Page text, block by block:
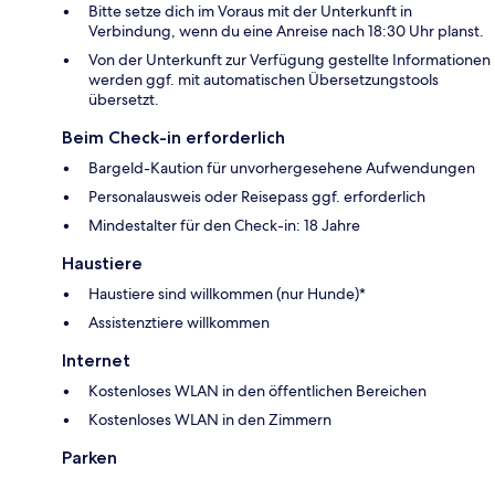
Bitte setze dich im Voraus mit der Unterkunft in
Verbindung, wenn du eine Anreise nach 18:30 Uhr planst.
Von der Unterkunft zur Verfügung gestellte Informationen
werden ggf. mit automatischen Übersetzungstools
übersetzt.
Beim Check-in erforderlich
Bargeld-Kaution für unvorhergesehene Aufwendungen
Personalausweis oder Reisepass ggf. erforderlich
Mindestalter für den Check-in: 18 Jahre
Haustiere
Haustiere sind willkommen (nur Hunde)*
Assistenztiere willkommen
Internet
Kostenloses WLAN in den öffentlichen Bereichen
Kostenloses WLAN in den Zimmern
Parken